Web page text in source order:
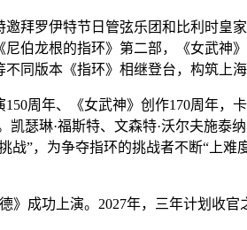
邀拜罗伊特节日管弦乐团和比利时皇
伯龙根的指环》第二部，《女武神
同版本《指环》相继登台，构筑上
周年、《女武神》创作170周年
凯瑟琳·福斯特、文森特·沃尔夫施
战”，为争夺指环的挑战者不断“上
》成功上演。2027年，三年计划收官